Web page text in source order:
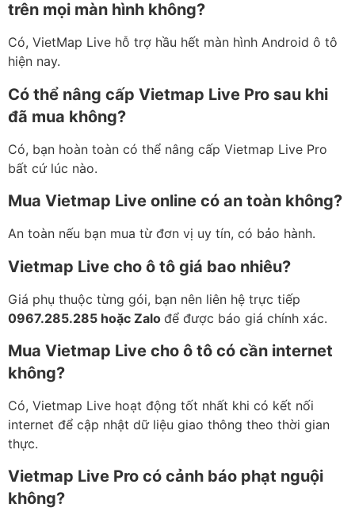
trên mọi màn hình không?
Có, VietMap Live hỗ trợ hầu hết màn hình Android ô tô
hiện nay.
Có thể nâng cấp Vietmap Live Pro sau khi
đã mua không?
Có, bạn hoàn toàn có thể nâng cấp Vietmap Live Pro
bất cứ lúc nào.
Mua Vietmap Live online có an toàn không?
An toàn nếu bạn mua từ đơn vị uy tín, có bảo hành.
Vietmap Live cho ô tô giá bao nhiêu?
Giá phụ thuộc từng gói, bạn nên liên hệ trực tiếp
0967.285.285 hoặc Zalo để được báo giá chính xác.
Mua Vietmap Live cho ô tô có cần internet
không?
Có, Vietmap Live hoạt động tốt nhất khi có kết nối
internet để cập nhật dữ liệu giao thông theo thời gian
thực.
Vietmap Live Pro có cảnh báo phạt nguội
không?